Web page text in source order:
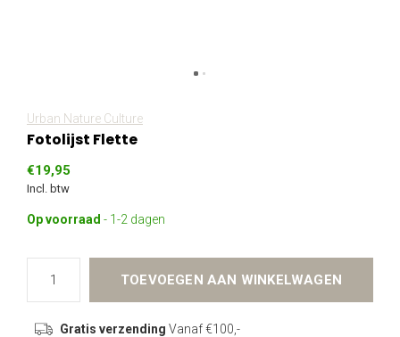
Urban Nature Culture
Fotolijst Flette
€19,95
Incl. btw
Op voorraad - 1-2 dagen
TOEVOEGEN AAN WINKELWAGEN
Gratis verzending Vanaf €100,-